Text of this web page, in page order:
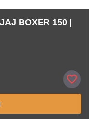
BOXER 150 |